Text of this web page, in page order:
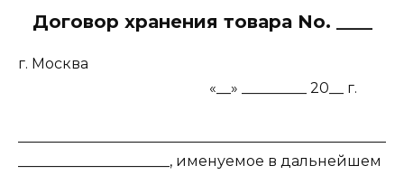
Договор хранения товара No. ____
г. Москва
«__» _________ 20__ г.
_____________________, именуемое в дальнейшем